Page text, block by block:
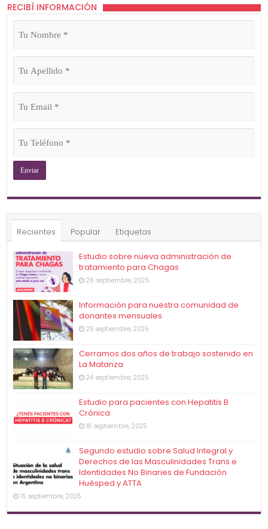
RECIBÍ INFORMACIÓN
Tu
Nombre
Tu
Apellido
Tu
Email
Tu
Teléfono
Recientes Popular Etiquetas
Estudio sobre nueva administración de
tratamiento para Chagas
26 septiembre, 2025
Información para nuestra comunidad de
donantes mensuales
25 septiembre, 2025
Cerramos dos años de trabajo sostenido en
La Matanza
24 septiembre, 2025
Estudio para pacientes con Hepatitis B
Crónica
18 septiembre, 2025
Segundo estudio sobre Salud Integral y
Derechos de las Masculinidades Trans e
Identidades No Binaries de Fundación
Huésped y ATTA
15 septiembre, 2025